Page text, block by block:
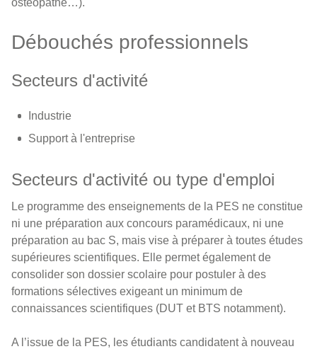
Débouchés professionnels
Secteurs d'activité
Industrie
Support à l'entreprise
Secteurs d'activité ou type d'emploi
Le programme des enseignements de la PES ne constitue
ni une préparation aux concours paramédicaux, ni une
préparation au bac S, mais vise à préparer à toutes études
supérieures scientifiques. Elle permet également de
consolider son dossier scolaire pour postuler à des
formations sélectives exigeant un minimum de
connaissances scientifiques (DUT et BTS notamment).
A l’issue de la PES, les étudiants candidatent à nouveau